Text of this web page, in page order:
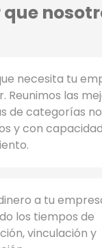
que
necesita tu
Reunimos las
de categorías
y con
a tu
los tiempos de
vinculación y